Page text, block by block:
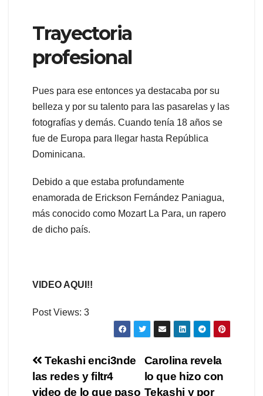
Trayectoria
profesional
Pues para ese entonces ya destacaba por su
belleza y por su talento para las pasarelas y las
fotografías y demás. Cuando tenía 18 años se
fue de Europa para llegar hasta República
Dominicana.
Debido a que estaba profundamente
enamorada de Erickson Fernández Paniagua,
más conocido como Mozart La Para, un rapero
de dicho país.
VIDEO AQUI!!
Post Views: 3
Navegación
de
Carolina revela
lo que hizo con
Tekashi y por
Tekashi enci3nde
las redes y filtr4
video de lo que paso